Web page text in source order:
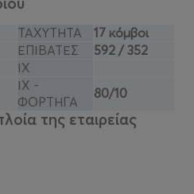
ΤΑΧΥΤΗΤΑ
17 κόμβοι
ΕΠΙΒΑΤΕΣ
592 / 352
ΙΧ
ΙΧ -
ΦΟΡΤΗΓΑ
80/10
της εταιρείας